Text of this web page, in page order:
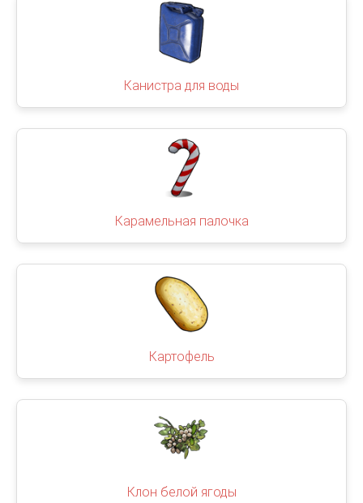
Канистра для воды
Карамельная палочка
Картофель
Клон белой ягоды